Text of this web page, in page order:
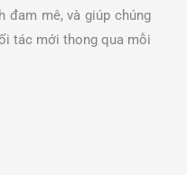
đam mê, và giúp chúng
tác mới thong qua mỗi